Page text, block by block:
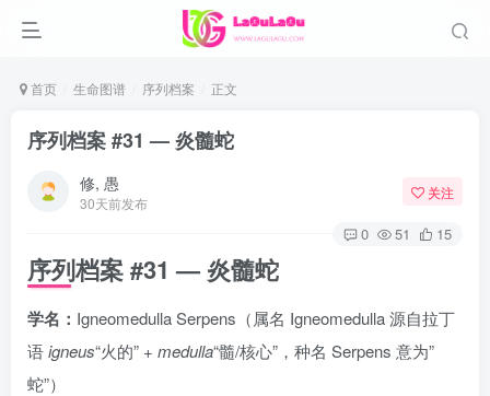
首页 生命图谱 序列档案 正文
序列档案 #31 — 炎髓蛇
修, 愚
30天前发布
关注
0 51 15
序列档案 #31 — 炎髓蛇
学名： Igneomedulla Serpens（属名 Igneomedulla 源自拉丁
语igneus“火的” + medulla“髓/核心”，种名 Serpens 意为”
蛇”）